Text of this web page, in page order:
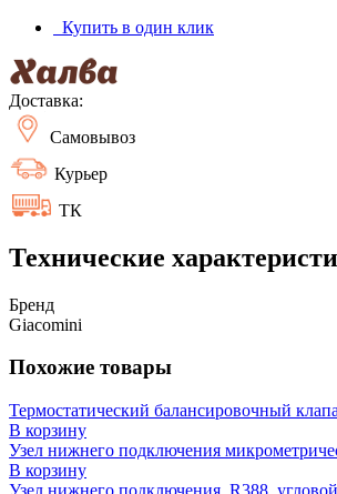
Купить в один клик
Доставка:
Самовывоз
Курьер
ТК
Технические
Бренд
Giacomini
Похожие товары
Термостатический балансировочный
В корзину
Узел нижнего подключения
В корзину